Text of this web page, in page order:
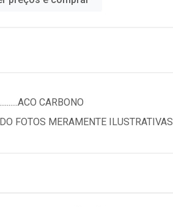
CARBONO
FOTOS MERAMENTE ILUSTRATIVAS